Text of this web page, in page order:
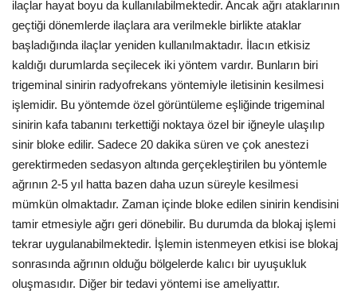
ilaçlar hayat boyu da kullanılabilmektedir. Ancak ağrı ataklarının
geçtiği dönemlerde ilaçlara ara verilmekle birlikte ataklar
başladığında ilaçlar yeniden kullanılmaktadır. İlacın etkisiz
kaldığı durumlarda seçilecek iki yöntem vardır. Bunların biri
trigeminal sinirin radyofrekans yöntemiyle iletisinin kesilmesi
işlemidir. Bu yöntemde özel görüntüleme eşliğinde trigeminal
sinirin kafa tabanını terkettiği noktaya özel bir iğneyle ulaşılıp
sinir bloke edilir. Sadece 20 dakika süren ve çok anestezi
gerektirmeden sedasyon altında gerçekleştirilen bu yöntemle
ağrının 2-5 yıl hatta bazen daha uzun süreyle kesilmesi
mümkün olmaktadır. Zaman içinde bloke edilen sinirin kendisini
tamir etmesiyle ağrı geri dönebilir. Bu durumda da blokaj işlemi
tekrar uygulanabilmektedir. İşlemin istenmeyen etkisi ise blokaj
sonrasında ağrının olduğu bölgelerde kalıcı bir uyuşukluk
oluşmasıdır. Diğer bir tedavi yöntemi ise ameliyattır.